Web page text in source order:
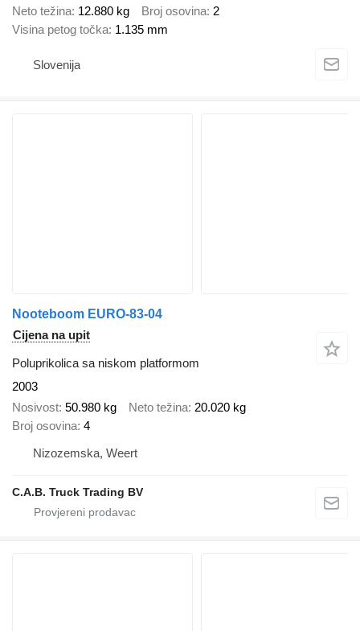
Neto težina 12.880 kg Broj osovina 2
Visina petog točka 1.135 mm
Slovenija
Nooteboom EURO-83-04
Cijena na upit
Poluprikolica sa niskom platformom
2003
Nosivost 50.980 kg Neto težina 20.020 kg
Broj osovina 4
Nizozemska, Weert
C.A.B. Truck Trading BV